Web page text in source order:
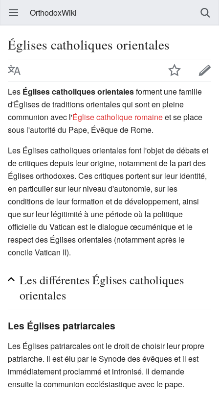
OrthodoxWiki
Églises catholiques orientales
Les Églises catholiques orientalesforment une famille
d'Églises de traditions orientales qui sont en pleine
communion avec l'Église catholique romaineet se place
sous l'autorité du Pape, Évêque de Rome.
Les Églises catholiques orientales font l'objet de débats et
de critiques depuis leur origine, notamment de la part des
Églises orthodoxes. Ces critiques portent sur leur identité,
en particulier sur leur niveau d'autonomie, sur les
conditions de leur formation et de développement, ainsi
que sur leur légitimité à une période où la politique
officielle du Vatican est le dialogue œcuménique et le
respect des Églises orientales (notamment après le
concile Vatican II).
Les différentes Églises catholiques
orientales
Les Églises patriarcales
Les Églises patriarcales ont le droit de choisir leur propre
patriarche. Il est élu par le Synode des évêques et il est
immédiatement proclammé et intronisé. Il demande
ensuite la communion ecclésiastique avec le pape.